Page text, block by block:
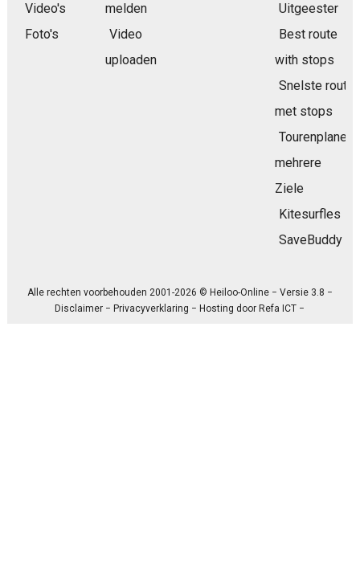
Video's
Foto's
melden
Video
uploaden
Uitgeester
Best route
with stops
Snelste route
met stops
Tourenplaner
mehrere
Ziele
Kitesurfles
SaveBuddy
Alle rechten voorbehouden 2001-2026 © Heiloo-Online − Versie 3.8 −
Disclaimer − Privacyverklaring − Hosting door Refa ICT −